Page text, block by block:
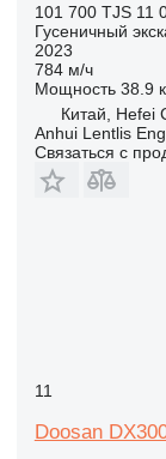
101 700 TJS 11
Гусеничный
2023
784 м/ч
Мощность 38.9
Китай, Hefei
Anhui Lentlis
Связаться с
11
Doosan